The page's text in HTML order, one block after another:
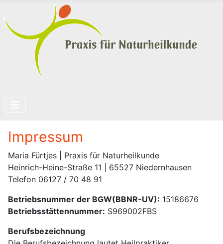
Impressum
Maria Fürtjes | Praxis für Naturheilkunde
Heinrich-Heine-Straße 11 | 65527 Niedernhausen
Telefon 06127 / 70 48 91
Betriebsnummer der BGW(BBNR-UV): 15186676
Betriebsstättennummer: S969002FBS
Berufsbezeichnung